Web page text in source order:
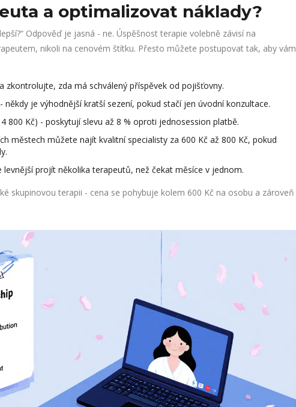
a optimalizovat náklady?
Odpověď je jasná - ne. Úspěšnost terapie volebně závisí na
nikoli na cenovém štítku. Přesto můžete postupovat tak, aby vám
zkontrolujte, zda má schválený příspěvek od pojišťovny.
je výhodnější kratší sezení, pokud stačí jen úvodní konzultace.
800 Kč) - poskytují slevu až 8 % oproti jednosession platbě.
městech můžete najít kvalitní specialisty za 600 Kč až 800 Kč, pokud
projít několika terapeutů, než čekat měsíce v jednom.
skupinovou terapii - cena se pohybuje kolem 600 Kč na osobu a zároveň